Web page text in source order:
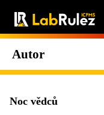
Autor
Noc vědců